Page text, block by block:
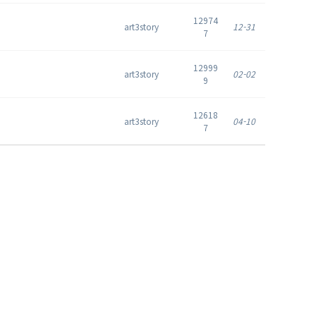
art3story
12974
7
12-31
art3story
12999
9
02-02
art3story
12618
7
04-10